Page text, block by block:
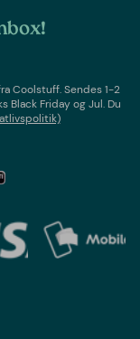
Coolstuff. Sendes 1-2
Black Friday og Jul. Du